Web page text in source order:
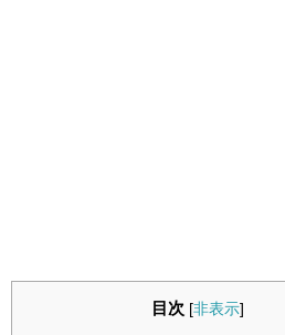
目次 [非表示]